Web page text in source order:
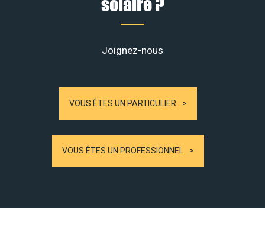
Joignez-nous
VOUS ÊTES UN PARTICULIER
VOUS ÊTES UN PROFESSIONNEL